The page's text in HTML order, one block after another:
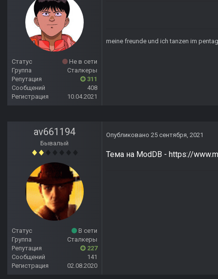
Статус
Не в сети
Группа
Сталкеры
Репутация
311
Сообщений
408
Регистрация
10.04.2021
meine freunde und ich tanzen im
av661194
Бывалый
Статус
В сети
Группа
Сталкеры
Репутация
227
Сообщений
141
Регистрация
02.08.2020
Опубликовано 25 сентября, 2021
Тема на ModDB - https://